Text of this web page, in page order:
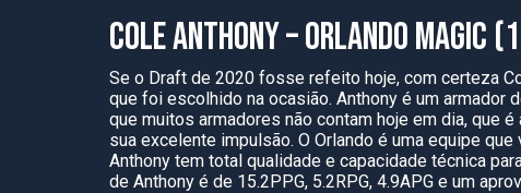
COLE ANTHONY – ORLANDO MAGIC
Se o Draft de 2020 fosse refeito hoje, com certeza
que foi escolhido na ocasião. Anthony é um armador
que muitos armadores não contam hoje em dia, que
sua excelente impulsão. O Orlando é uma equipe
Anthony tem total qualidade e capacidade técnica
de Anthony é de 15.2PPG, 5.2RPG, 4.9APG e um